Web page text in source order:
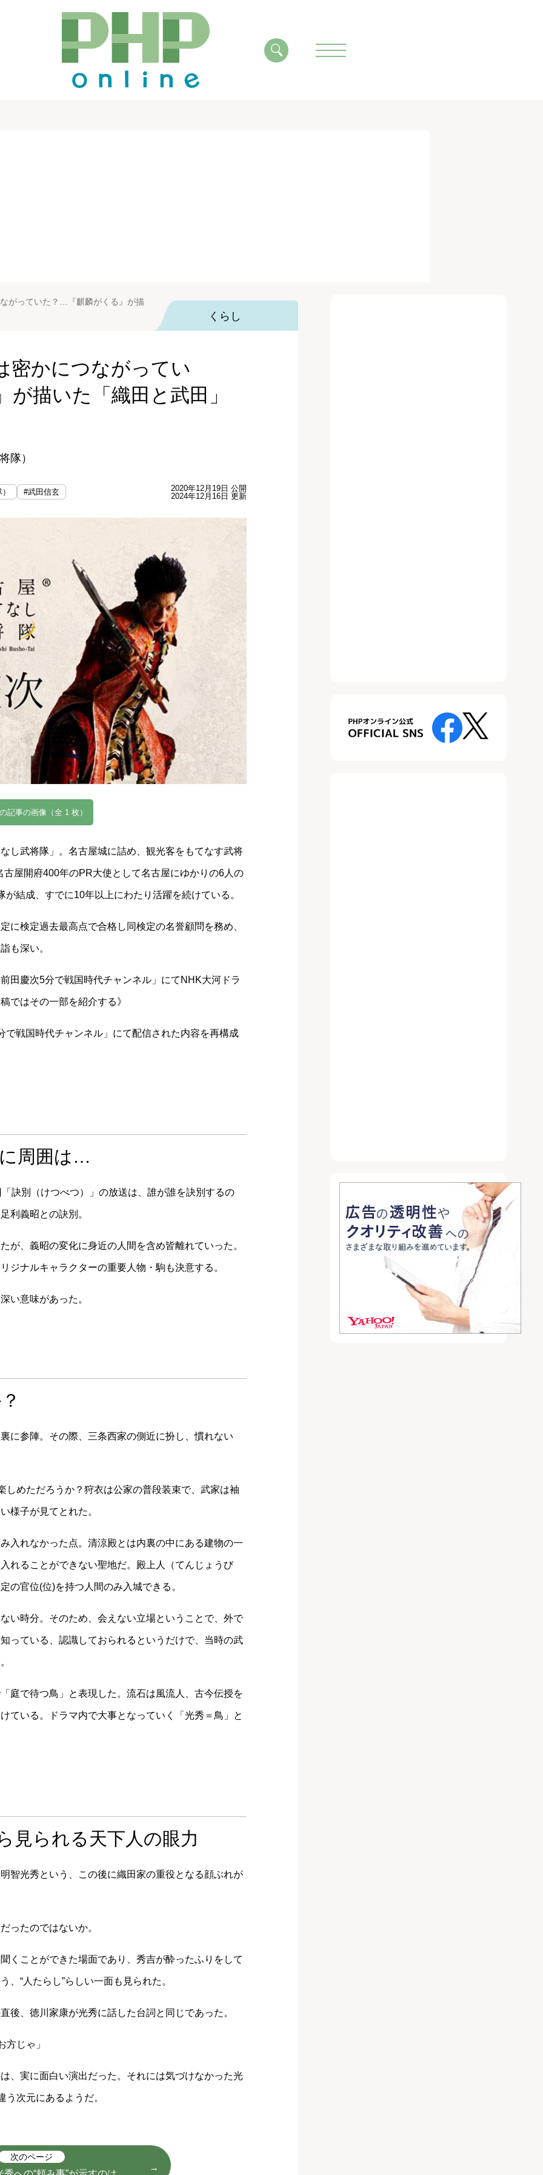
がっていた？…『麒麟がくる』が描
くらし
密かにつながってい
描いた「織田と武田」
隊）
#武田信玄
2020年12月19日 公開
2024年12月16日 更新
記事の画像（全 1 枚）
し武将隊」。名古屋城に詰め、観光客をもてなす武将
屋開府400年のPR大使として名古屋にゆかりの6人の
結成、すでに10年以上にわたり活躍を続けている。
に検定過去最高点で合格し同検定の名誉顧問を務め、
も深い。
田慶次5分で戦国時代チャンネル」にてNHK大河ドラ
ではその一部を紹介する》
戦国時代チャンネル」にて配信された内容を再構成
周囲は…
訣別（けつべつ）」の放送は、誰が誰を訣別するの
利義昭との訣別。
が、義昭の変化に身近の人間を含め皆離れていった。
ジナルキャラクターの重要人物・駒も決意する。
い意味があった。
に参陣。その際、三条西家の側近に扮し、慣れない
しめただろうか？狩衣は公家の普段装束で、武家は袖
様子が見てとれた。
入れなかった点。清涼殿とは内裏の中にある建物の一
れることができない聖地だ。殿上人（てんじょうび
の官位(位)を持つ人間のみ入城できる。
い時分。そのため、会えない立場ということで、外で
っている、認識しておられるというだけで、当時の武
庭で待つ鳥」と表現した。流石は風流人、古今伝授を
ている。ドラマ内で大事となっていく「光秀＝鳥」と
見られる天下人の眼力
智光秀という、この後に織田家の重役となる顔ぶれが
ったのではないか。
くことができた場面であり、秀吉が酔ったふりをして
“人たらし”らしい一面も見られた。
後、徳川家康が光秀に話した台詞と同じであった。
方じゃ」
、実に面白い演出だった。それには気づけなかった光
う次元にあるようだ。
次のページ